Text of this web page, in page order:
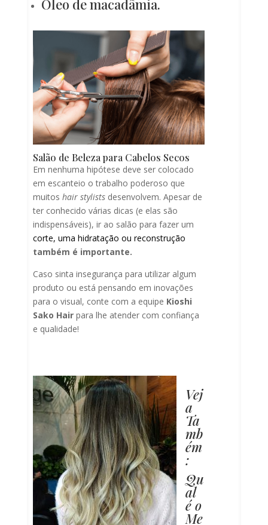
Óleo de macadâmia.
Salão de Beleza para Cabelos Secos
Em nenhuma hipótese deve ser colocado
em escanteio o trabalho poderoso que
muitos hair stylistsdesenvolvem. Apesar de
ter conhecido várias dicas (e elas são
indispensáveis), ir ao salão para fazer um
corte, uma hidratação ou reconstrução
também é importante.
Caso sinta insegurança para utilizar algum
produto ou está pensando em inovações
para o visual, conte com a equipe Kioshi
Sako Hairpara lhe atender com confiança
e qualidade!
Vej
a
Ta
mb
ém
:
Qu
al
é o
Me